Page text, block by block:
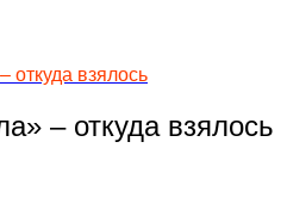
откуда взялось
– откуда взялось